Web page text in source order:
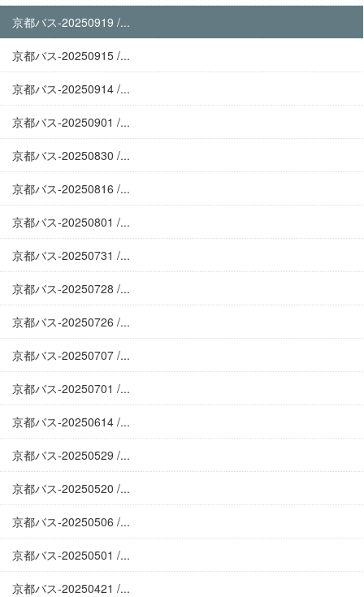
京都バス-20250919 /...
京都バス-20250915 /...
京都バス-20250914 /...
京都バス-20250901 /...
京都バス-20250830 /...
京都バス-20250816 /...
京都バス-20250801 /...
京都バス-20250731 /...
京都バス-20250728 /...
京都バス-20250726 /...
京都バス-20250707 /...
京都バス-20250701 /...
京都バス-20250614 /...
京都バス-20250529 /...
京都バス-20250520 /...
京都バス-20250506 /...
京都バス-20250501 /...
京都バス-20250421 /...